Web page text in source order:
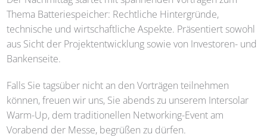
Thema Batteriespeicher: Rechtliche Hintergründe,
technische und wirtschaftliche Aspekte. Präsentiert sowohl
aus Sicht der Projektentwicklung sowie von Investoren- und
Bankenseite.
Falls Sie tagsüber nicht an den Vorträgen teilnehmen
können, freuen wir uns, Sie abends zu unserem Intersolar
Warm-Up, dem traditionellen Networking-Event am
Vorabend der Messe, begrüßen zu dürfen.